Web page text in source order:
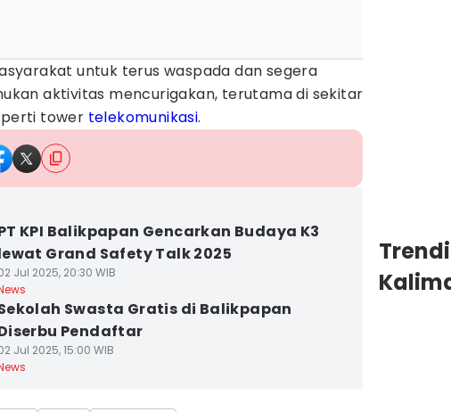
untuk terus waspada dan segera
aktivitas mencurigakan, terutama di sekitar
tower telekomunikasi.
KPI Balikpapan Gencarkan Budaya K3
Grand Safety Talk 2025
Jul 2025, 20:30 WIB
Swasta Gratis di Balikpapan
Pendaftar
Jul 2025, 15:00 WIB